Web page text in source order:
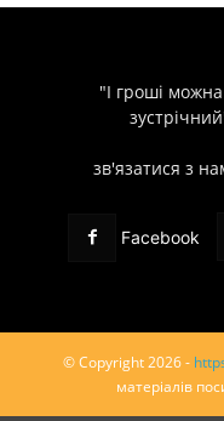
"І гроші
зв'язатися з
Facebook
© Copyright 2026 -
матеріалів